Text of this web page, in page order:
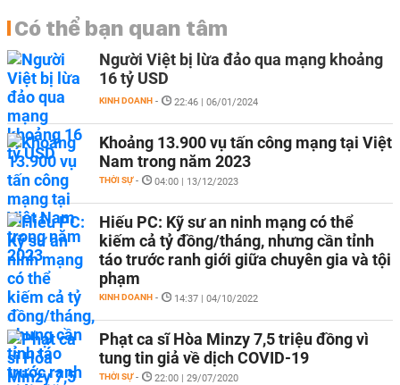
Có thể bạn quan tâm
Người Việt bị lừa đảo qua mạng khoảng
16 tỷ USD
KINH DOANH - 22:46 | 06/01/2024
Khoảng 13.900 vụ tấn công mạng tại Việt
Nam trong năm 2023
THỜI SỰ - 04:00 | 13/12/2023
Hiếu PC: Kỹ sư an ninh mạng có thể
kiếm cả tỷ đồng/tháng, nhưng cần tỉnh
táo trước ranh giới giữa chuyên gia và tội
phạm
KINH DOANH - 14:37 | 04/10/2022
Phạt ca sĩ Hòa Minzy 7,5 triệu đồng vì
tung tin giả về dịch COVID-19
THỜI SỰ - 22:00 | 29/07/2020